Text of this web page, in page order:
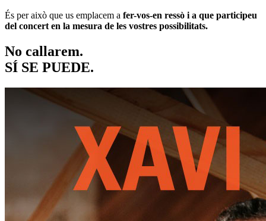
És per això que us emplacem a fer-vos-en ressò i a que participeu
del concert en la mesura de les vostres possibilitats.
No callarem.
SÍ SE PUEDE.